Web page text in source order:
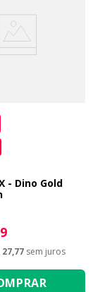
- Dino Gold
27,77 sem juros